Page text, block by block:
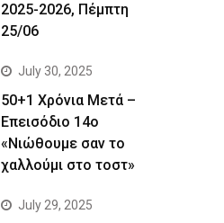
2025-2026, Πέμπτη
25/06
July 30, 2025
50+1 Χρόνια Μετά –
Επεισόδιο 14ο
«Νιώθουμε σαν το
χαλλούμι στο τοστ»
July 29, 2025